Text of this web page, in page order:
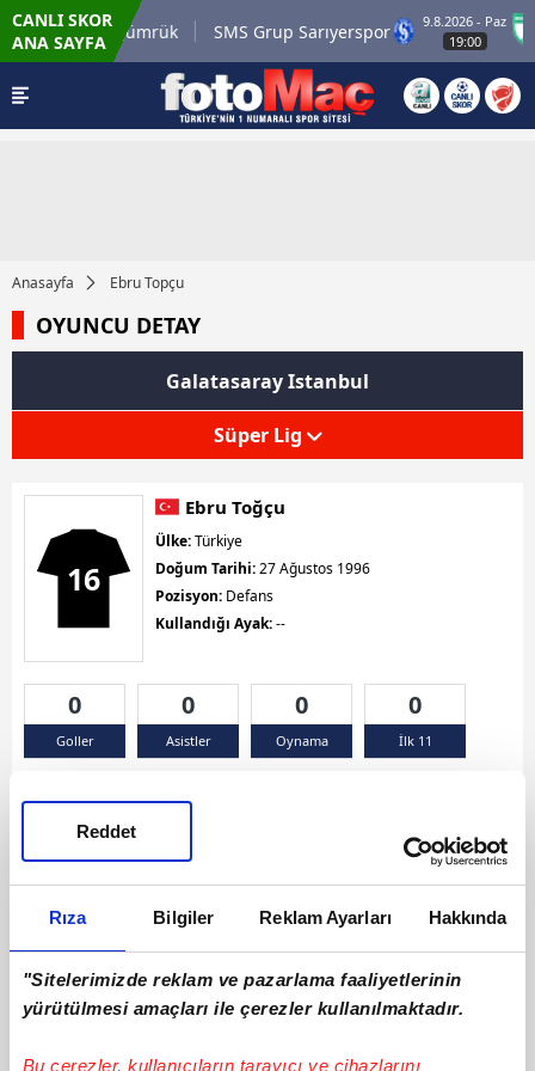
Rıza Bilgiler Reklam Ayarları Hakkında
"Sitelerimizde reklam ve pazarlama faaliyetlerinin
yürütülmesi amaçları ile çerezler kullanılmaktadır.
Bu çerezler, kullanıcıların tarayıcı ve cihazlarını
Reddet
CANLI SKOR
ANA SAYFAKaragümrük SMS Grup Sarıyerspor
9.8.2026 - Paz
19:00
Anasayfa Ebru Topçu
OYUNCU DETAY
Galatasaray Istanbul
Süper Lig
16
Ebru Toğçu
Ülke:Türkiye
Doğum Tarihi:27 Ağustos 1996
Pozisyon: Defans
Kullandığı Ayak:--
0
Goller
0
Asistler
0
Oynama
0
İlk 11